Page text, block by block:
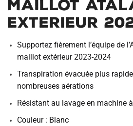
MAILLOT
EXTERIEUR
Supportez fièrement l’équipe de
maillot extérieur 2023-2024
Transpiration évacuée plus
nombreuses aérations
Résistant au lavage en machine
Couleur : Blanc